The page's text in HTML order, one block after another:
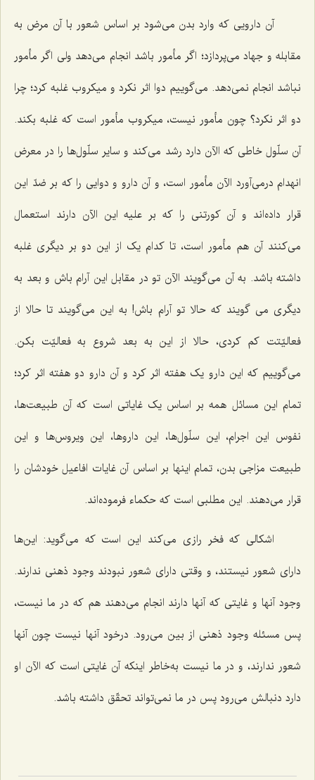
آن دارویى که وارد بدن مى‌شود بر اساس شعور با آن مرض به
مقابله و جهاد مى‌پردازد؛ اگر مأمور باشد انجام مى‌دهد ولی اگر مأمور
نباشد انجام نمى‌دهد. مى‌گوییم دوا اثر نکرد و میکروب غلبه کرد؛ چرا
دو اثر نکرد؟ چون مأمور نیست، میکروب مأمور است که غلبه بکند.
آن سلّول خاطى که الآن دارد رشد مى‌کند و سایر سلّول‌ها را در معرض
انهدام درمى‌آورد الآن مأمور است، و آن دارو و دوایى را که بر ضدّ این
قرار داده‌اند و آن کورتنى را که بر علیه این الآن دارند استعمال
مى‌کنند آن هم مأمور است، تا کدام یک از این دو بر دیگرى غلبه
داشته باشد. به آن می‌گویند الآن تو در مقابل این آرام باش و بعد به
دیگری می گویند که حالا تو آرام باش! به این مى‌گویند تا حالا از
فعالیّتت کم کردى، حالا از این به بعد شروع به فعالیّت بکن.
مى‌گوییم که این دارو یک هفته اثر کرد و آن دارو دو هفته اثر کرد؛
تمام این مسائل همه بر اساس یک غایاتى است که آن طبیعت‌ها،
نفوس این اجرام، این سلّول‌ها، این داروها، این ویروس‌ها و این
طبیعت مزاجى بدن، تمام اینها بر اساس آن غایات افاعیل خودشان را
قرار مى‌دهند. این مطلبى است که حکماء فرموده‌اند.
اشکالى که فخر رازى مى‌کند این است که مى‌گوید: این‌ها
داراى شعور نیستند، و وقتى داراى شعور نبودند وجود ذهنى ندارند.
وجود آنها و غایتى که آنها دارند انجام مى‌دهند هم که در ما نیست،
پس مسئله وجود ذهنى از بین مى‌رود. درخود آنها نیست چون آنها
شعور ندارند، و در ما نیست به‌خاطر اینکه آن غایتى است که الآن او
دارد دنبالش مى‌رود پس در ما نمى‌تواند تحقّق داشته باشد.